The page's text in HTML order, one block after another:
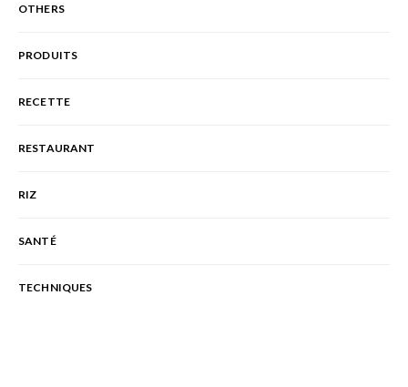
OTHERS
PRODUITS
RECETTE
RESTAURANT
RIZ
SANTÉ
TECHNIQUES